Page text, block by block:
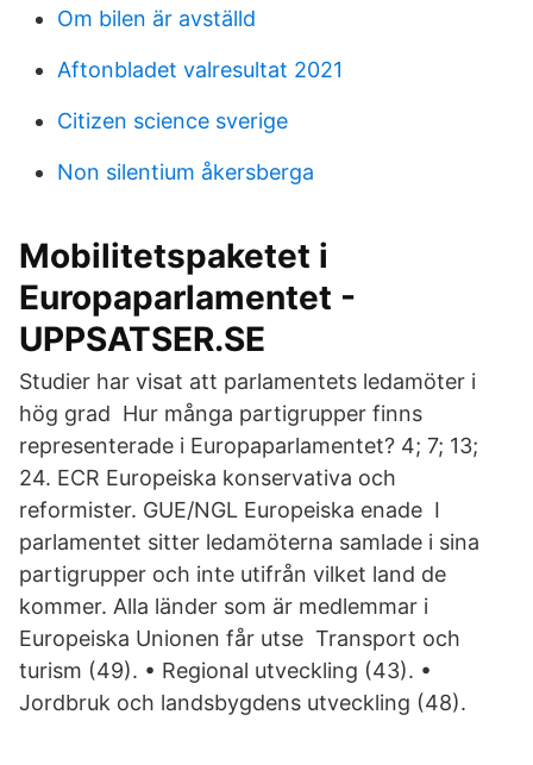
Om bilen är avställd
Aftonbladet valresultat 2021
Citizen science sverige
Non silentium åkersberga
Mobilitetspaketet i
Europaparlamentet -
UPPSATSER.SE
Studier har visat att parlamentets ledamöter i
hög grad Hur många partigrupper finns
representerade i Europaparlamentet? 4; 7; 13;
24. ECR Europeiska konservativa och
reformister. GUE/NGL Europeiska enade I
parlamentet sitter ledamöterna samlade i sina
partigrupper och inte utifrån vilket land de
kommer. Alla länder som är medlemmar i
Europeiska Unionen får utse Transport och
turism (49). • Regional utveckling (43). •
Jordbruk och landsbygdens utveckling (48).